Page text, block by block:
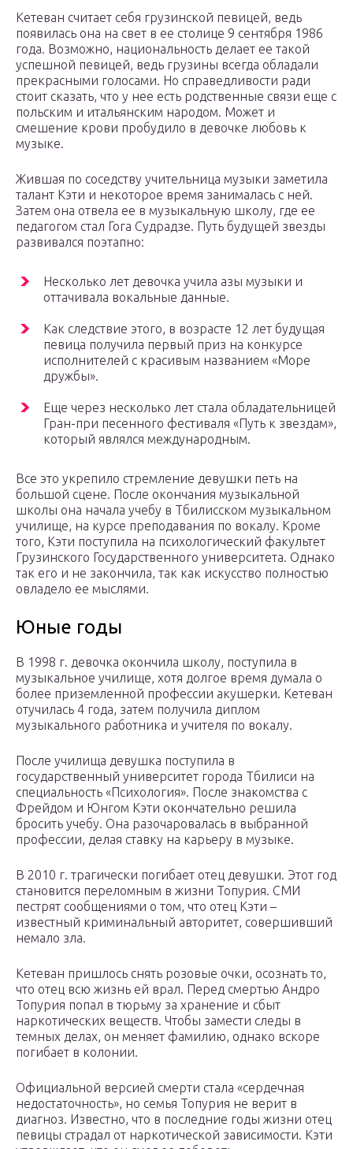
Кетеван считает себя грузинской певицей, ведь
появилась она на свет в ее столице 9 сентября 1986
года. Возможно, национальность делает ее такой
успешной певицей, ведь грузины всегда обладали
прекрасными голосами. Но справедливости ради
стоит сказать, что у нее есть родственные связи еще с
польским и итальянским народом. Может и
смешение крови пробудило в девочке любовь к
музыке.
Жившая по соседству учительница музыки заметила
талант Кэти и некоторое время занималась с ней.
Затем она отвела ее в музыкальную школу, где ее
педагогом стал Гога Судрадзе. Путь будущей звезды
развивался поэтапно:
Несколько лет девочка учила азы музыки и
оттачивала вокальные данные.
Как следствие этого, в возрасте 12 лет будущая
певица получила первый приз на конкурсе
исполнителей с красивым названием «Море
дружбы».
Еще через несколько лет стала обладательницей
Гран-при песенного фестиваля «Путь к звездам»,
который являлся международным.
Все это укрепило стремление девушки петь на
большой сцене. После окончания музыкальной
школы она начала учебу в Тбилисском музыкальном
училище, на курсе преподавания по вокалу. Кроме
того, Кэти поступила на психологический факультет
Грузинского Государственного университета. Однако
так его и не закончила, так как искусство полностью
овладело ее мыслями.
Юные годы
В 1998 г. девочка окончила школу, поступила в
музыкальное училище, хотя долгое время думала о
более приземленной профессии акушерки. Кетеван
отучилась 4 года, затем получила диплом
музыкального работника и учителя по вокалу.
После училища девушка поступила в
государственный университет города Тбилиси на
специальность «Психология». После знакомства с
Фрейдом и Юнгом Кэти окончательно решила
бросить учебу. Она разочаровалась в выбранной
профессии, делая ставку на карьеру в музыке.
В 2010 г. трагически погибает отец девушки. Этот год
становится переломным в жизни Топурия. СМИ
пестрят сообщениями о том, что отец Кэти –
известный криминальный авторитет, совершивший
немало зла.
Кетеван пришлось снять розовые очки, осознать то,
что отец всю жизнь ей врал. Перед смертью Андро
Топурия попал в тюрьму за хранение и сбыт
наркотических веществ. Чтобы замести следы в
темных делах, он меняет фамилию, однако вскоре
погибает в колонии.
Официальной версией смерти стала «сердечная
недостаточность», но семья Топурия не верит в
диагноз. Известно, что в последние годы жизни отец
певицы страдал от наркотической зависимости. Кэти